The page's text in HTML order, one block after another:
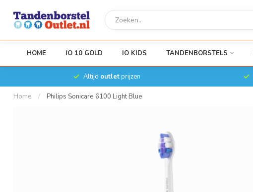
HOME IO 10 GOLD IO KIDS TANDENBORSTELS
Altijd outletprijzen
Home / Philips Sonicare 6100 Light Blue